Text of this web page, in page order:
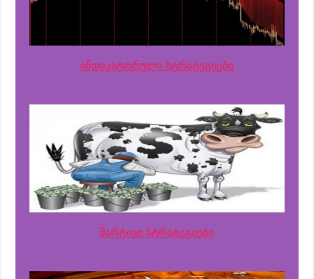
ინდიკატორული სტრატეგიები
მარტივი სტრატეგიები